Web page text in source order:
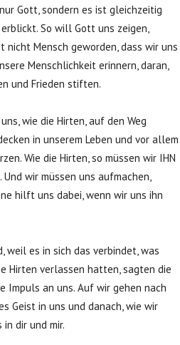
Gott, sondern es ist gleichzeitig
So will Gott uns zeigen,
Mensch geworden, dass wir uns
Menschlichkeit erinnern, daran,
und Frieden stiften.
wie die Hirten, auf den Weg
in unserem Leben und vor allem
Wie die Hirten, so müssen wir IHN
wir müssen uns aufmachen,
hilft uns dabei, wenn wir uns ihn
weil es in sich das verbindet, was
Hirten verlassen hatten, sagten die
Impuls an uns. Auf wir gehen nach
Geist in uns und danach, wie wir
dir und mir.